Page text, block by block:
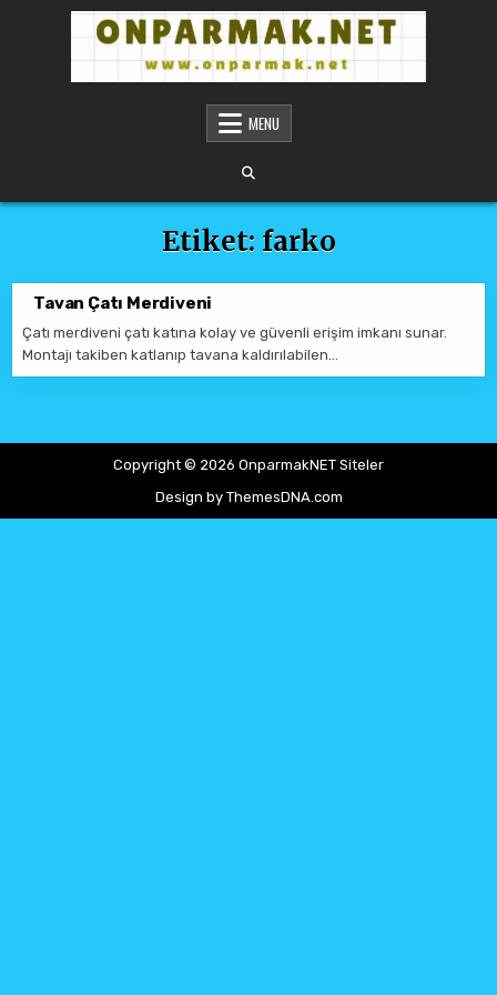
Skip to content
ONPARMAKNET SITELERMENU
Etiket: farko
Tavan Çatı Merdiveni
Çatı merdiveni çatı katına kolay ve güvenli erişim imkanı sunar.
Montajı takiben katlanıp tavana kaldırılabilen…
Copyright © 2026 OnparmakNET Siteler
Design by ThemesDNA.com